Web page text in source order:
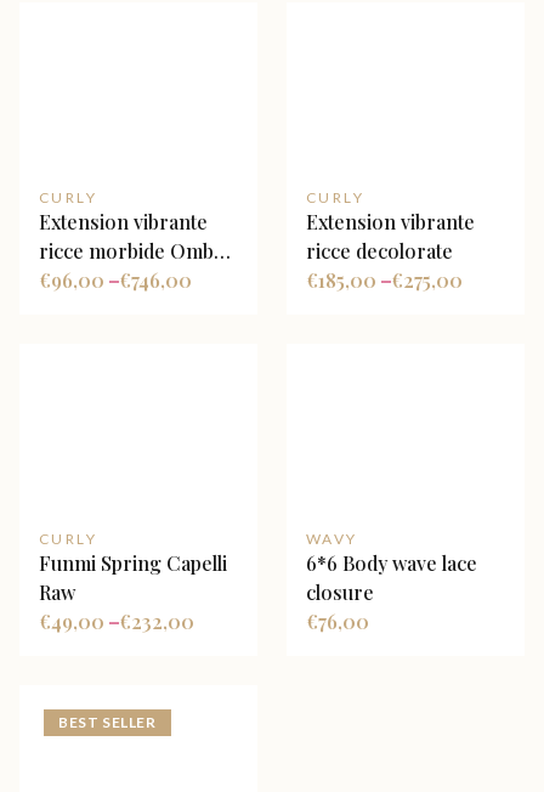
CURLY
Extension vibrante
ricce morbide Ombre
TN/8 personalizzato
96,00
€ – 746,00
€
CURLY
Extension vibrante
ricce decolorate
185,00
€ – 275,00
€
CURLY
Funmi Spring Capelli
Raw
49,00
€ – 232,00
€
WAVY
6*6 Body wave lace
closure
76,00
€
BEST SELLER